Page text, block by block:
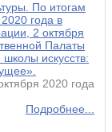
По итогам
2020 года в
2 октября
Палаты
искусств:
2020 года
Подробнее...